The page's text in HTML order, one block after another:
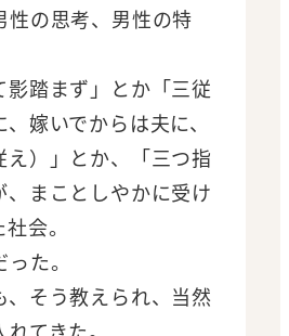
性の思考、男性の特
影踏まず」とか「三従
、嫁いでからは夫に、
え）」とか、「三つ指
、まことしやかに受け
会。
た。
、そう教えられ、当然